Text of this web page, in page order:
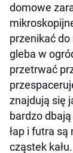
domowe
przenikać
gleba w
przetrwać
znajdują się
bardzo
łap i futra
cząstek